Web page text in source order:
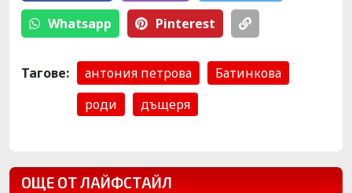
Whatsapp Pinterest
Тагове: антония петрова
Батинкова
роди
дъщеря
ОЩЕ ОТ ЛАЙФСТАЙЛ